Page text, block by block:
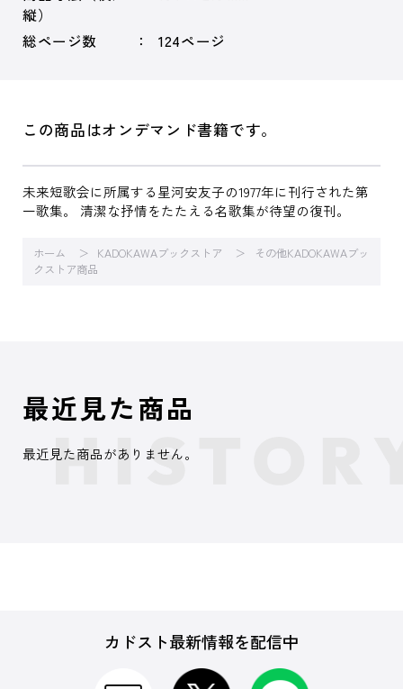
縦）
総ページ数 124ページ
この商品はオンデマンド書籍です。
未来短歌会に所属する星河安友子の1977年に刊行された第
一歌集。 清潔な抒情をたたえる名歌集が待望の復刊。
ホーム KADOKAWAブックストア
その他KADOKAWAブッ
クストア商品
最近見た商品
最近見た商品がありません。
カドスト最新情報を配信中